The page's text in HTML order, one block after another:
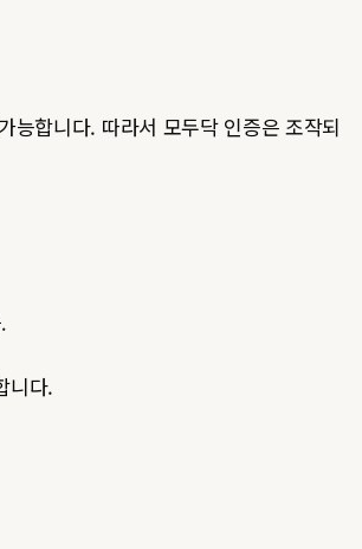
능합니다. 따라서 모두닥 인증은 조작되
니다.